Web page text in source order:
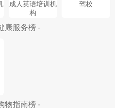
成人英语培训机
构
驾校
康服务榜 -
物指南榜 -